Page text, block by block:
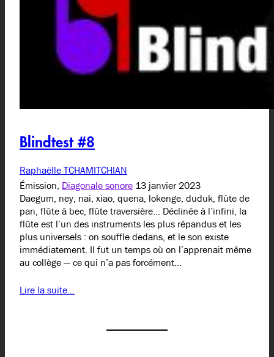
Blindtest #8
Raphaëlle TCHAMITCHIAN
Émission, Diagonale sonore 13 janvier 2023
Daegum, ney, nai, xiao, quena, lokenge, duduk, flûte de
pan, flûte à bec, flûte traversière… Déclinée à l’infini, la
flûte est l’un des instruments les plus répandus et les
plus universels : on souffle dedans, et le son existe
immédiatement. Il fut un temps où on l’apprenait même
au collège — ce qui n’a pas forcément…
Lire la suite…